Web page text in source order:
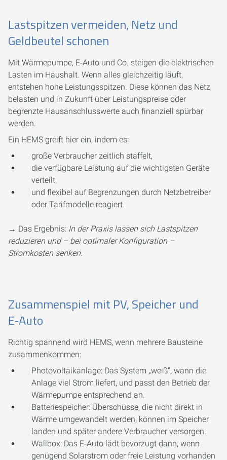
Lastspitzen vermeiden, Netz und
Geldbeutel schonen
Mit Wärmepumpe, E‑Auto und Co. steigen die elektrischen
Lasten im Haushalt. Wenn alles gleichzeitig läuft,
entstehen hohe Leistungsspitzen. Diese können das Netz
belasten und in Zukunft über Leistungspreise oder
begrenzte Hausanschlusswerte auch finanziell spürbar
werden.
Ein HEMS greift hier ein, indem es:
große Verbraucher zeitlich staffelt,
die verfügbare Leistung auf die wichtigsten Geräte
verteilt,
und flexibel auf Begrenzungen durch Netzbetreiber
oder Tarifmodelle reagiert.
→ Das Ergebnis: In der Praxis lassen sich Lastspitzen
reduzieren und – bei optimaler Konfiguration –
Stromkosten senken.
Zusammenspiel mit PV, Speicher und
E‑Auto
Richtig spannend wird HEMS, wenn mehrere Bausteine
zusammenkommen:
Photovoltaikanlage: Das System „weiß“, wann die
Anlage viel Strom liefert, und passt den Betrieb der
Wärmepumpe entsprechend an.
Batteriespeicher: Überschüsse, die nicht direkt in
Wärme umgewandelt werden, können im Speicher
landen und später andere Verbraucher versorgen.
Wallbox: Das E‑Auto lädt bevorzugt dann, wenn
genügend Solarstrom oder freie Leistung vorhanden